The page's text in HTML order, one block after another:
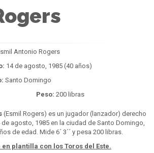
Antonio Rogers
14 de agosto, 1985 (40 años)
Santo Domingo
Peso: 200 libras
(Esmil Rogers) es un jugador (lanzador) derecho
agosto, 1985 en la ciudad de Santo Domingo,
de edad. Mide 6´ 3´´ y pesa 200 libras.
en plantilla con los Toros del Este.